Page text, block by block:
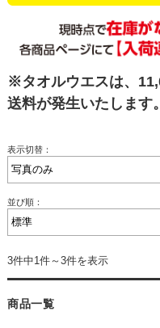
※タオルウエスは、
送料が発生いたします。
表示切替：
並び順：
3件中1件～3件を表示
商品一覧